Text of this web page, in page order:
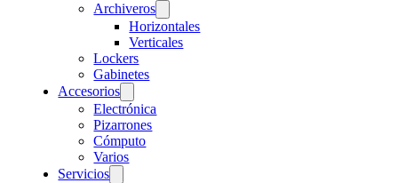
Archiveros
Horizontales
Verticales
Lockers
Gabinetes
Accesorios
Electrónica
Pizarrones
Cómputo
Varios
Servicios